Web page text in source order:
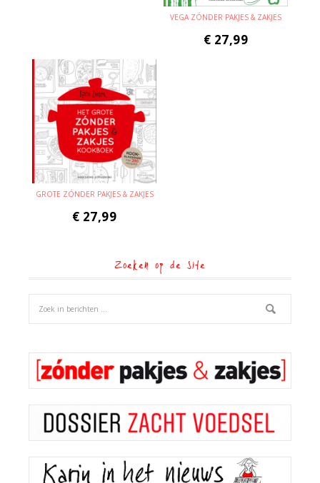
VEGA ZÓNDER PAKJES & ZAKJES
€ 27,99
GROTE ZÓNDER PAKJES & ZAKJES
€ 27,99
Zoeken op de site